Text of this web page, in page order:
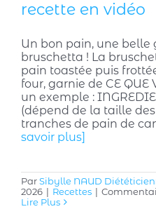
recette en vidéo
Un bon pain, une belle
bruschetta ! La
pain toastée puis
four, garnie de CE QUE
un exemple :
(dépend de la taille
tranches de pain de
savoir plus]
ParSibylle NAUD
2026 | Recettes |
Lire Plus